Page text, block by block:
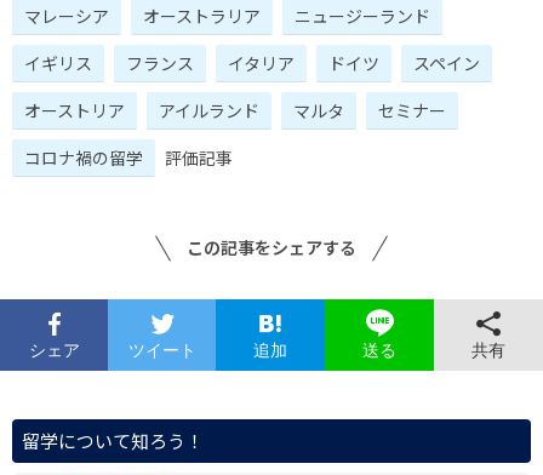
マレーシア
オーストラリア
ニュージーランド
イギリス
フランス イタリア ドイツ
スペイン
オーストリア
アイルランド マルタ
セミナー
コロナ禍の留学
評価記事
この記事をシェアする
シェア ツイート 追加 送る 共有
留学について知ろう！